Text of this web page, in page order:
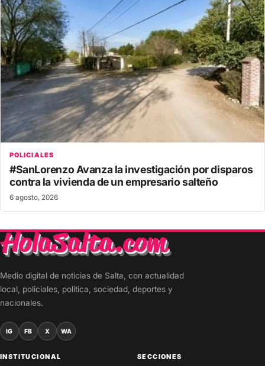
POLICIALES
#SanLorenzo Avanza la investigación por disparos
contra la vivienda de un empresario salteño
6 agosto, 2026
Medio digital de noticias de Salta, con actualidad
local, policiales, política, sociedad, deportes y
nacionales.
IG FB X WA
INSTITUCIONAL SECCIONES